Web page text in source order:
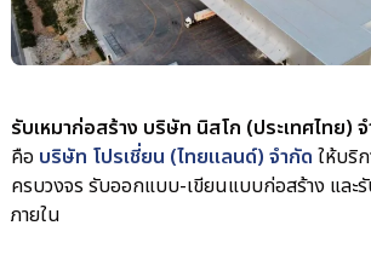
รับเหมาก่อสร้าง บริษัท นิสโก (ประเทศไทย)
คือ บริษัท โปรเชี่ยน (ไทยแลนด์) จำกัด ให้บริ
ครบวงจร รับออกแบบ-เขียนแบบก่อสร้าง แล
ภายใน